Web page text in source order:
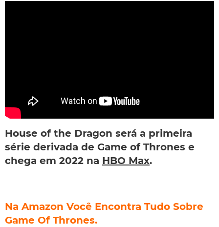
House of the Dragon será a primeira
série derivada de Game of Thrones e
chega em 2022 na HBO Max.
Na Amazon Você Encontra Tudo Sobre
Game Of Thrones.